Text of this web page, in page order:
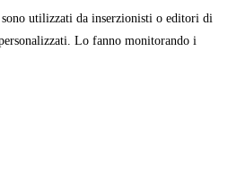
utilizzati da inserzionisti o editori di
Lo fanno monitorando i